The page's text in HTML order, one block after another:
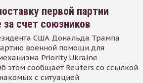
первой партии
счет союзников
США Дональда Трампа
военной помощи для
Priority Ukraine
этом сообщает Reuters со ссылкой
с ситуацией